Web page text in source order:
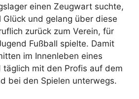
einen Zeugwart suchte,
Glück und gelang über diese
zurück zum Verein, für
Fußball spielte. Damit
im Innenleben eines
täglich mit den Profis auf dem
bei den Spielen unterwegs.